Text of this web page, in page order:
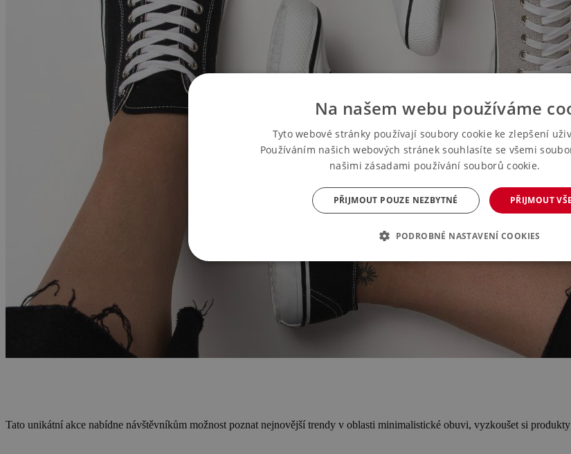
Tato unikátní akce nabídne návštěvníkům možnost poznat nejnovější trendy v oblasti minimalistické obuvi, vyzkoušet si
Na našem webu používáme
Tyto webové stránky používají soubory cookie ke zlepšení
Používáním našich webových stránek souhlasíte se všemi
našimi zásadami používání souborů cookie.
PŘIJMOUT
PŘIJMOUT POUZE NEZBYTNÉ
PODROBNÉ NASTAVENÍ COOKIES